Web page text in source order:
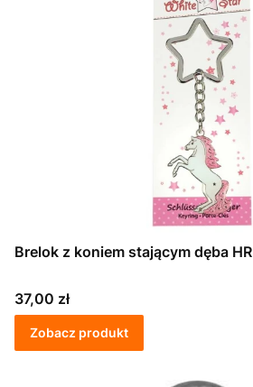
Brelok z koniem stającym dęba HR
Cena
37,00 zł
Zobacz produkt